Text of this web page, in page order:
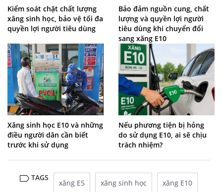
Kiểm soát chặt chất lượng
xăng sinh học, bảo vệ tối đa
quyền lợi người tiêu dùng
Bảo đảm nguồn cung, chất
lượng và quyền lợi người
tiêu dùng khi chuyển đổi
sang xăng E10
Xăng sinh học E10 và những
điều người dân cần biết
trước khi sử dụng
Nếu phương tiện bị hỏng
do sử dụng E10, ai sẽ chịu
trách nhiệm?
TAGS
xăng E5 xăng sinh học xăng E10